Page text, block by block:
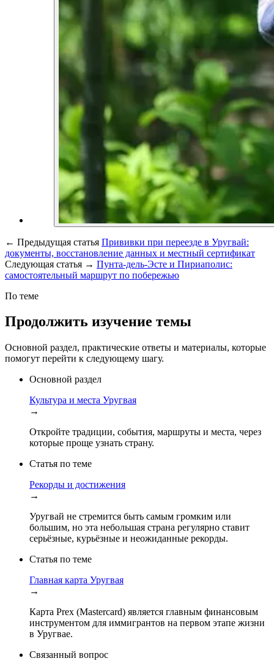
← Предыдущая статья Прививки при переезде в Уругвай:
документы, восстановление данных и местный сертификат
Следующая статья → Пунта-дель-Эсте и Пириаполис:
самостоятельный маршрут по побережью
По теме
Продолжить изучение темы
Основной раздел, практические ответы и материалы, которые
помогут перейти к следующему шагу.
Основной раздел
Культура и места Уругвая
→
Откройте традиции, события, маршруты и места, через
которые проще узнать страну.
Статья по теме
Рекорды и достижения
→
Уругвай не стремится быть самым громким или
большим, но эта небольшая страна регулярно ставит
серьёзные, курьёзные и неожиданные рекорды.
Статья по теме
Главная карта Уругвая
→
Карта Prex (Mastercard) является главным финансовым
инструментом для иммигрантов на первом этапе жизни
в Уругвае.
Связанный вопрос